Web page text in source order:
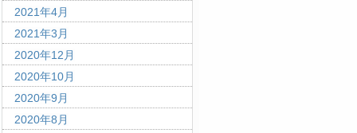
2021年4月
2021年3月
2020年12月
2020年10月
2020年9月
2020年8月